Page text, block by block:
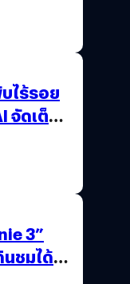
ไร้รอย
จัดเต็ม
3”
นชมได้